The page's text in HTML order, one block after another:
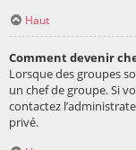
Haut
Comment devenir
Lorsque des groupes
un chef de groupe. Si
contactez
privé.